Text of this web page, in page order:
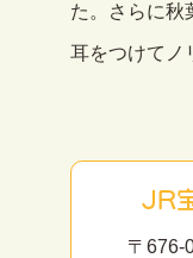
た。さらに秋
耳をつけてノ
JR
〒676-